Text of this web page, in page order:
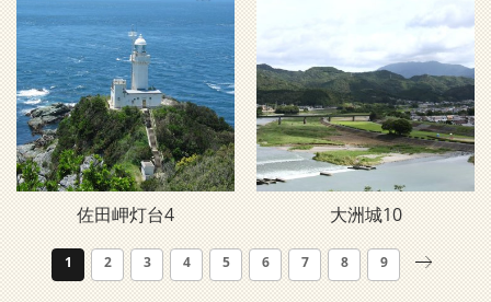
佐田岬灯台4 大洲城10
1 2 3 4 5 6 7 8 9